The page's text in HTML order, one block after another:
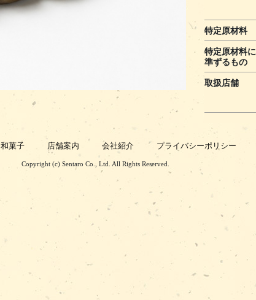
特定原材料
特定原材料に
準ずるもの
取扱店舗
和菓子 店舗案内 会社紹介 プライバシーポリシー
Copyright (c) Sentaro Co., Ltd. All Rights Reserved.